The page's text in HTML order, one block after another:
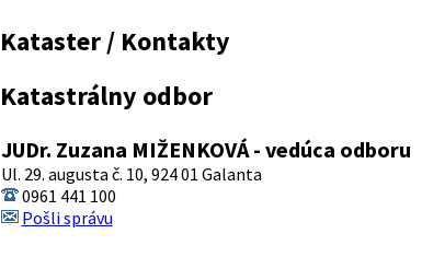
Kataster / Kontakty
Katastrálny odbor
JUDr. Zuzana MIŽENKOVÁ - vedúca odboru
Ul. 29. augusta č. 10, 924 01 Galanta
0961 441 100
Pošli správu